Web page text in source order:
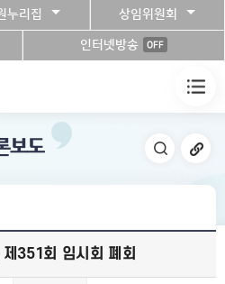
누리집 상임위원회
인터넷방송 OFF
보도
351회 임시회 폐회